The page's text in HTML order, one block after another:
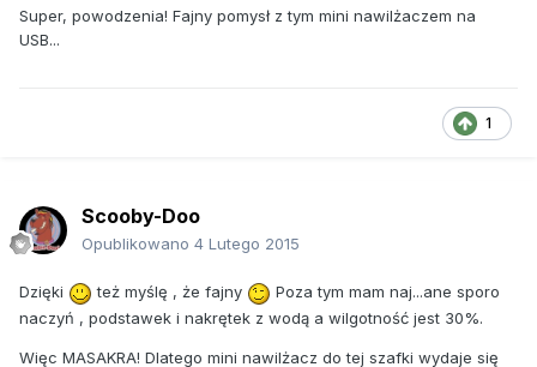
Super, powodzenia! Fajny pomysł z tym mini nawilżaczem na
USB...
1
Scooby-Doo
Opublikowano 4 Lutego 2015
Dzięki też myślę , że fajny
Poza tym mam naj...ane sporo
naczyń , podstawek i nakrętek z wodą a wilgotność jest 30%.
Więc MASAKRA! Dlatego mini nawilżacz do tej szafki wydaje się